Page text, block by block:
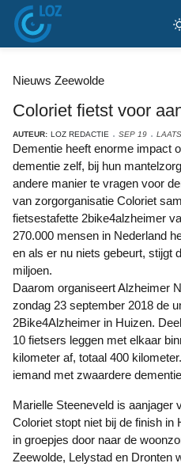
Nieuws Zeewolde
Coloriet fietst voor
AUTEUR: LOZ REDACTIE SEP 19
Dementie heeft enorme impact op het leven. Bij de mensen met
dementie zelf, bij hun
andere manier te vragen voor
van zorgorganisatie Coloriet
fietsestafette 2bike4alzheimer
270.000 mensen in Nederland
en als er nu niets gebeurt, stijgt
miljoen.
Daarom organiseert Alzheimer
zondag 23 september 2018 de
2Bike4Alzheimer in Huizen.
10 fietsers leggen met elkaar
kilometer af, totaal 400
iemand met zwaardere
Marielle Steeneveld is aanjager van het team: “Ons team van
Coloriet stopt niet bij de finish in
in groepjes door naar de
Zeewolde, Lelystad en Dronten